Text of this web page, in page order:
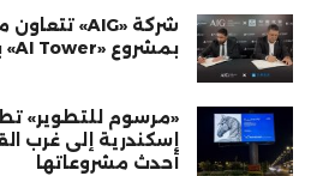
بمشروع «AI Tower» بأعلى المعايير العالمية
«مرسوم للتطوير»
إسكندرية إلى غرب
أحدث مشروعاتها